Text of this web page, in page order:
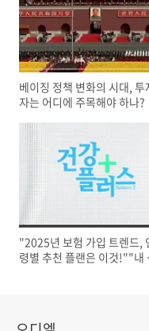
베이징 정책 변화의 시대, 투
자는 어디에 주목해야 하나?
"2025년 보험 가입 트렌드,
령별 추천 플랜은 이것!""내